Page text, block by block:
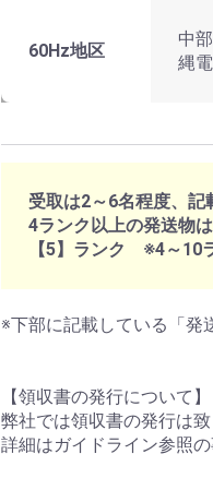
60Hz地区
中
縄
受取は2～6名程度、記
4ランク以上の発送物
【5】ランク ※4～10
※下部に記載している「発
【領収書の発行について】
弊社では領収書の発行は致
詳細はガイドライン参照